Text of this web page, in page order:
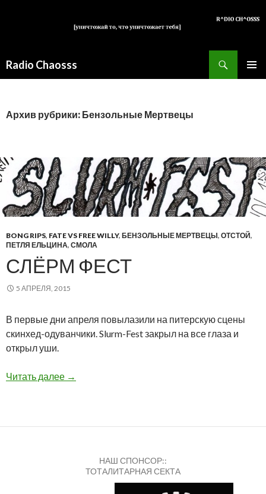
Radio Chaosss
Архив рубрики: Бензольные Мертвецы
BONG RIPS, FATE VS FREE WILLY, БЕНЗОЛЬНЫЕ МЕРТВЕЦЫ, ОТСТОЙ,
ПЕТЛЯ ЕЛЬЦИНА, СМОЛА
СЛЁРМ ФЕСТ
5 АПРЕЛЯ, 2015
В первые дни апреля повылазили на питерскую сцены
скинхед-одуванчики. Slurm-Fest закрыл на все глаза и
открыл уши.
Читать далее СЛЁРМ ФЕСТ
→
НАШ СПОНСОР::
ТОТАЛИТАРНАЯ СЕКТА